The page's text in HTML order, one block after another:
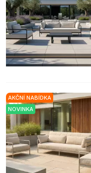
AKČNÍ NABÍDKA
NOVINKA